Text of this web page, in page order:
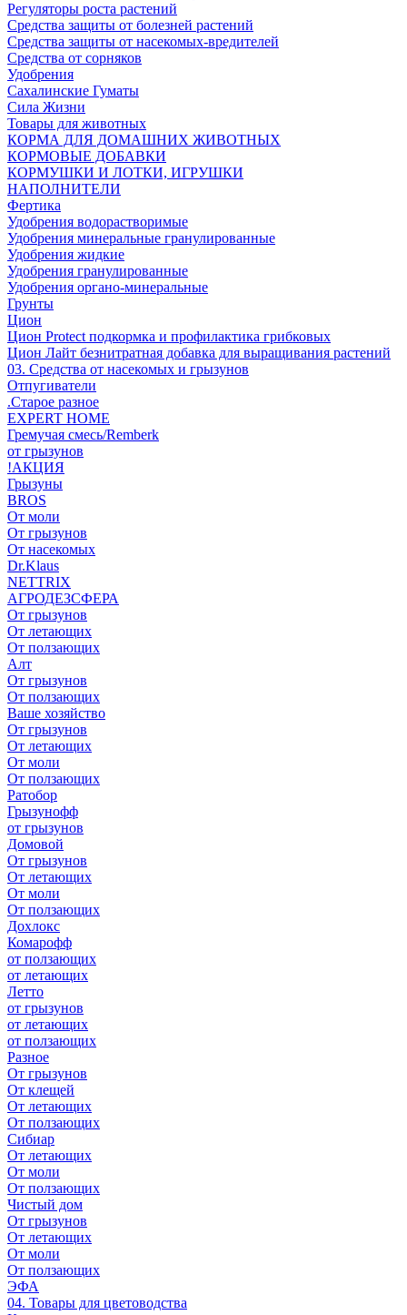
Регуляторы роста растений
Средства защиты от болезней растений
Средства защиты от насекомых-вредителей
Средства от сорняков
Удобрения
Сахалинские Гуматы
Сила Жизни
Товары для животных
КОРМА ДЛЯ ДОМАШНИХ ЖИВОТНЫХ
КОРМОВЫЕ ДОБАВКИ
КОРМУШКИ И ЛОТКИ, ИГРУШКИ
НАПОЛНИТЕЛИ
Фертика
Удобрения водорастворимые
Удобрения минеральные гранулированные
Удобрения жидкие
Удобрения гранулированные
Удобрения органо-минеральные
Грунты
Цион
Цион Protect подкормка и профилактика грибковых
Цион Лайт безнитратная добавка для выращивания растений
03. Средства от насекомых и грызунов
Отпугиватели
.Старое разное
EXPERT HOME
Гремучая смесь/Remberk
от грызунов
!АКЦИЯ
Грызуны
BROS
От моли
От грызунов
От насекомых
Dr.Klaus
NETTRIX
АГРОДЕЗСФЕРА
От грызунов
От летающих
От ползающих
Алт
От грызунов
От ползающих
Ваше хозяйство
От грызунов
От летающих
От моли
От ползающих
Ратобор
Грызунофф
от грызунов
Домовой
От грызунов
От летающих
От моли
От ползающих
Дохлокс
Комарофф
от ползающих
от летающих
Летто
от грызунов
от летающих
от ползающих
Разное
От грызунов
От клещей
От летающих
От ползающих
Сибиар
От летающих
От моли
От ползающих
Чистый дом
От грызунов
От летающих
От моли
От ползающих
ЭФА
04. Товары для цветоводства